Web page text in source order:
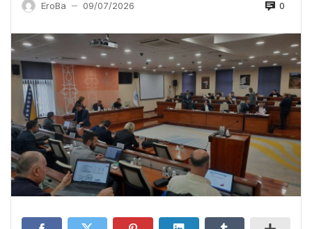
EroBa — 09/07/2026 0